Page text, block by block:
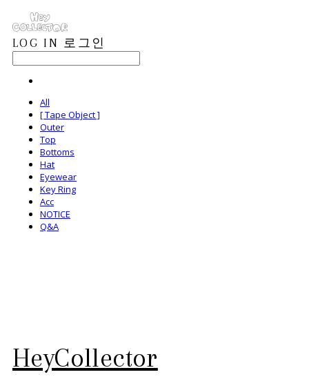
LOG IN 로그인
All
[ Tape Object ]
Outer
Top
Bottoms
Hat
Eyewear
Key Ring
Acc
NOTICE
Q&A
HeyCollector